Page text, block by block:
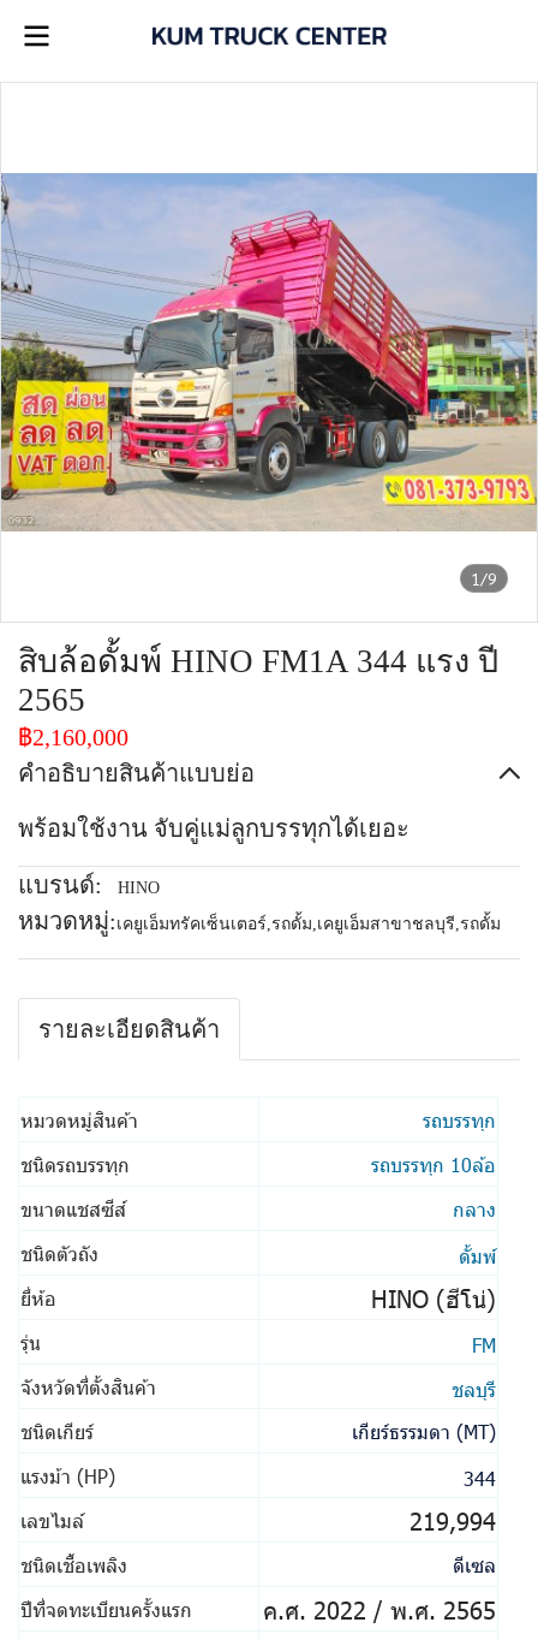
1/9
สิบล้อดั้มพ์ HINO FM1A 344 แรง ปี
2565
฿2,160,000
คำอธิบายสินค้าแบบย่อ
พร้อมใช้งาน จับคู่แม่ลูกบรรทุกได้เยอะ
แบรนด์: HINO
หมวดหมู่: เคยูเอ็มทรัคเซ็นเตอร์,รถดั้ม,เคยูเอ็มสาขาชลบุรี,รถดั้ม
รายละเอียดสินค้า
หมวดหมู่สินค้า
รถบรรทุก
ชนิดรถบรรทุก
รถบรรทุก 10ล้อ
ขนาดแชสซีส์
กลาง
ชนิดตัวถัง
ดั้มพ์
ยี่ห้อ
HINO (ฮีโน่)
รุ่น
FM
จังหวัดที่ตั้งสินค้า
ชลบุรี
ชนิดเกียร์
เกียร์ธรรมดา (MT)
แรงม้า (HP)
344
เลขไมล์
219,994
ชนิดเชื้อเพลิง
ดีเซล
ปีที่จดทะเบียนครั้งแรก
ค.ศ. 2022 / พ.ศ. 2565